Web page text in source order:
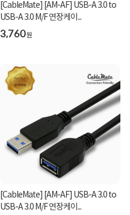
[CableMate] [AM-AF] USB-A 3.0 to
USB-A 3.0 M/F 연장케이...
3,760원
[CableMate] [AM-AF] USB-A 3.0 to
USB-A 3.0 M/F 연장케이...